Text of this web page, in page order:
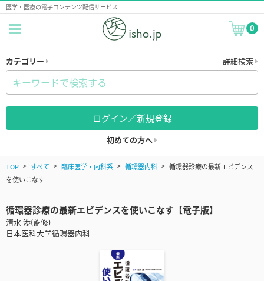
医学・医療の電子コンテンツ配信サービス
0
カテゴリー 詳細検索
ログイン／新規登録
初めての方へ
TOP すべて 臨床医学・内科系 循環器内科
循環器診療の最新エビデンス
を使いこなす
循環器診療の最新エビデンスを使いこなす【電子版】
清水 渉(監修)
日本医科大学循環器内科